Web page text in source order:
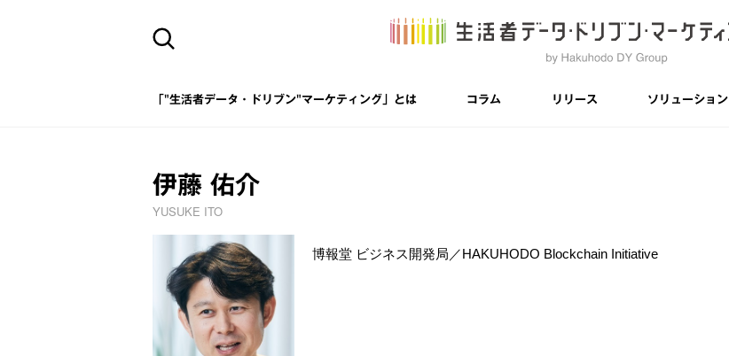
「"生活者データ・ドリブン"マーケティング」とは コラム リリース ソリューション
伊藤 佑介
YUSUKE ITO
博報堂 ビジネス開発局／HAKUHODO Blockchain Initiative